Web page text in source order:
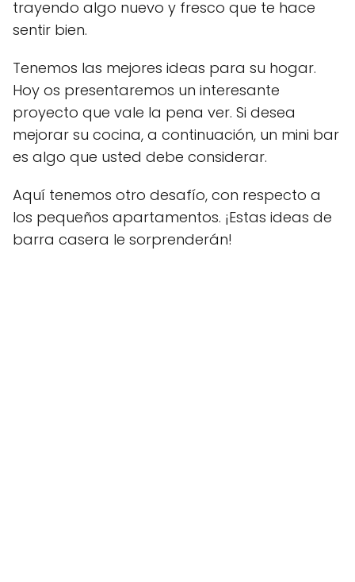
trayendo algo nuevo y fresco que te hace
sentir bien.
Tenemos las mejores ideas para su hogar.
Hoy os presentaremos un interesante
proyecto que vale la pena ver. Si desea
mejorar su cocina, a continuación, un mini bar
es algo que usted debe considerar.
Aquí tenemos otro desafío, con respecto a
los pequeños apartamentos. ¡Estas ideas de
barra casera le sorprenderán!